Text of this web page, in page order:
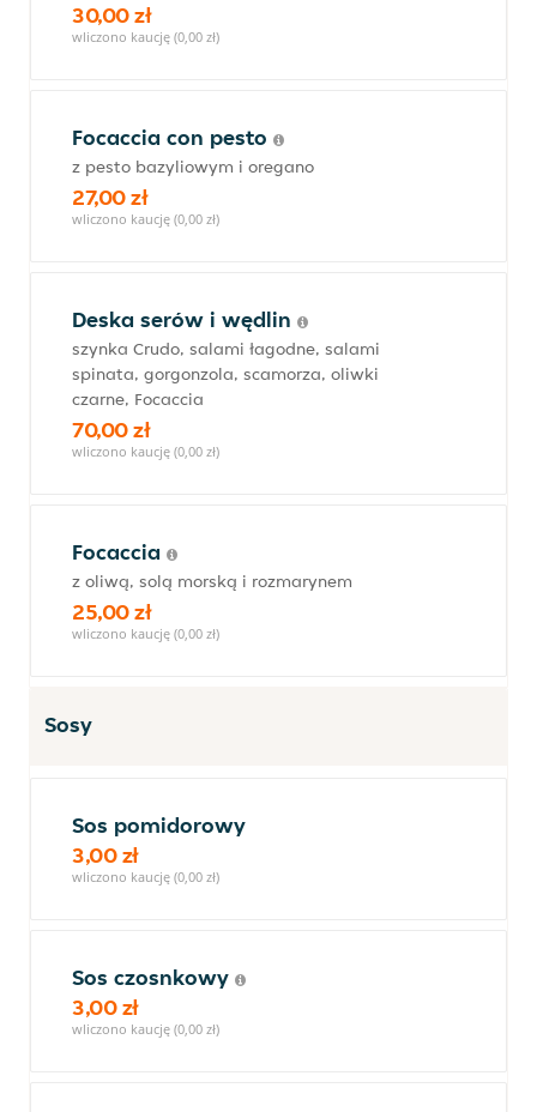
30,00 zł
wliczono kaucję (0,00 zł)
Focaccia con pesto
z pesto bazyliowym i oregano
27,00 zł
wliczono kaucję (0,00 zł)
Deska serów i wędlin
szynka Crudo, salami łagodne, salami
spinata, gorgonzola, scamorza, oliwki
czarne, Focaccia
70,00 zł
wliczono kaucję (0,00 zł)
Focaccia
z oliwą, solą morską i rozmarynem
25,00 zł
wliczono kaucję (0,00 zł)
Sosy
Sos pomidorowy
3,00 zł
wliczono kaucję (0,00 zł)
Sos czosnkowy
3,00 zł
wliczono kaucję (0,00 zł)